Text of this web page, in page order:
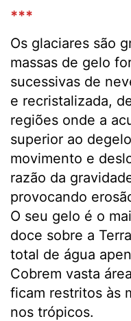
***
Os glaciares são
massas de gelo
sucessivas de
e recristalizada,
regiões onde a
superior ao
movimento e
razão da
provocando
O seu gelo é o
doce sobre a
total de água
Cobrem vasta
ficam restritos às
nos trópicos.